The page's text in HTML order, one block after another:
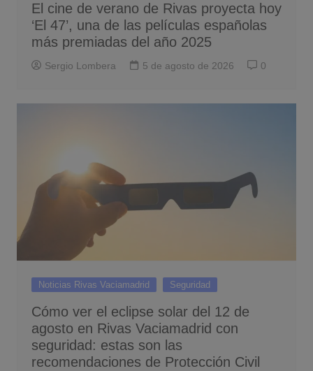
El cine de verano de Rivas proyecta hoy
‘El 47’, una de las películas españolas
más premiadas del año 2025
Sergio Lombera 5 de agosto de 2026 0
Noticias Rivas Vaciamadrid Seguridad
Cómo ver el eclipse solar del 12 de
agosto en Rivas Vaciamadrid con
seguridad: estas son las
recomendaciones de Protección Civil